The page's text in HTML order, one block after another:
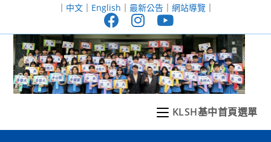
至
｜ 中文｜ English ｜ 最新公告｜ 網站導覽｜
KLSH基中首頁選單